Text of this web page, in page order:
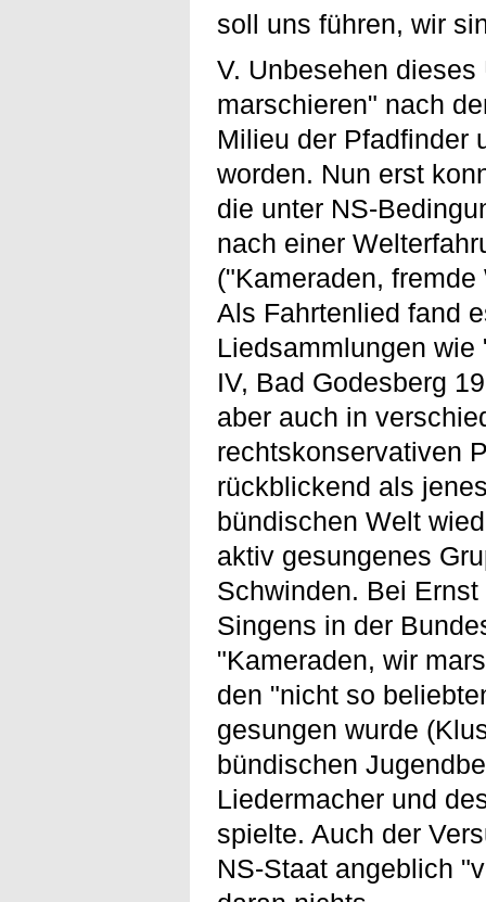
soll uns führen, wir
V. Unbesehen
marschieren" nach
Milieu der Pfadfinder
worden. Nun erst
die unter NS-
nach einer
("Kameraden,
Als Fahrtenlied fand
Liedsammlungen wie
IV, Bad Godesberg
aber auch in
rechtskonservativen
rückblickend als
bündischen Welt
aktiv gesungenes
Schwinden. Bei
Singens in der
"Kameraden, wir
den "nicht so
gesungen wurde
bündischen
Liedermacher und
spielte. Auch der
NS-Staat angeblich